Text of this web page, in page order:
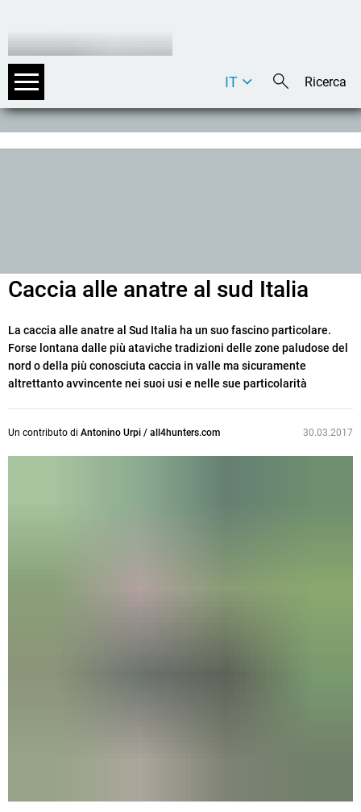
DE
IT
Caccia alle anatre al sud Italia
La caccia alle anatre al Sud Italia ha un suo fascino particolare.
Forse lontana dalle più ataviche tradizioni delle zone paludose del
nord o della più conosciuta caccia in valle ma sicuramente
altrettanto avvincente nei suoi usi e nelle sue particolarità
Un contributo di Antonino Urpi / all4hunters.com 30.03.2017